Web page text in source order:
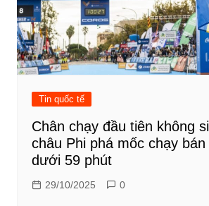
Tin quốc tế
Chân chạy đầu tiên không
châu Phi phá mốc chạy
dưới 59 phút
29/10/2025 0